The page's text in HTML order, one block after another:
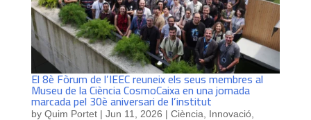
El 8è Fòrum de l’IEEC reuneix els seus membres al
Museu de la Ciència CosmoCaixa en una jornada
marcada pel 30è aniversari de l’institut
by Quim Portet| Jun 11, 2026 | Ciència Innovació,